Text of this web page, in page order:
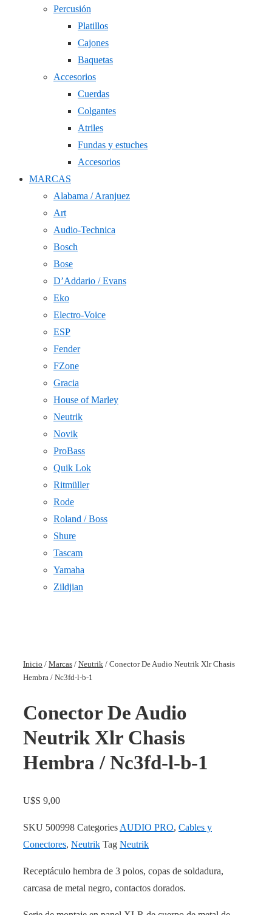
Percusión
Platillos
Cajones
Baquetas
Accesorios
Cuerdas
Colgantes
Atriles
Fundas y estuches
Accesorios
MARCAS
Alabama / Aranjuez
Art
Audio-Technica
Bosch
Bose
D’Addario / Evans
Eko
Electro-Voice
ESP
Fender
FZone
Gracia
House of Marley
Neutrik
Novik
ProBass
Quik Lok
Ritmüller
Rode
Roland / Boss
Shure
Tascam
Yamaha
Zildjian
Inicio / Marcas / Neutrik / Conector De Audio Neutrik Xlr Chasis
Hembra / Nc3fd-l-b-1
Conector De Audio
Neutrik Xlr Chasis
Hembra / Nc3fd-l-b-1
U$S 9,00
SKU 500998 Categories AUDIO PRO, Cables y
Conectores, Neutrik Tag Neutrik
Receptáculo hembra de 3 polos, copas de soldadura,
carcasa de metal negro, contactos dorados.